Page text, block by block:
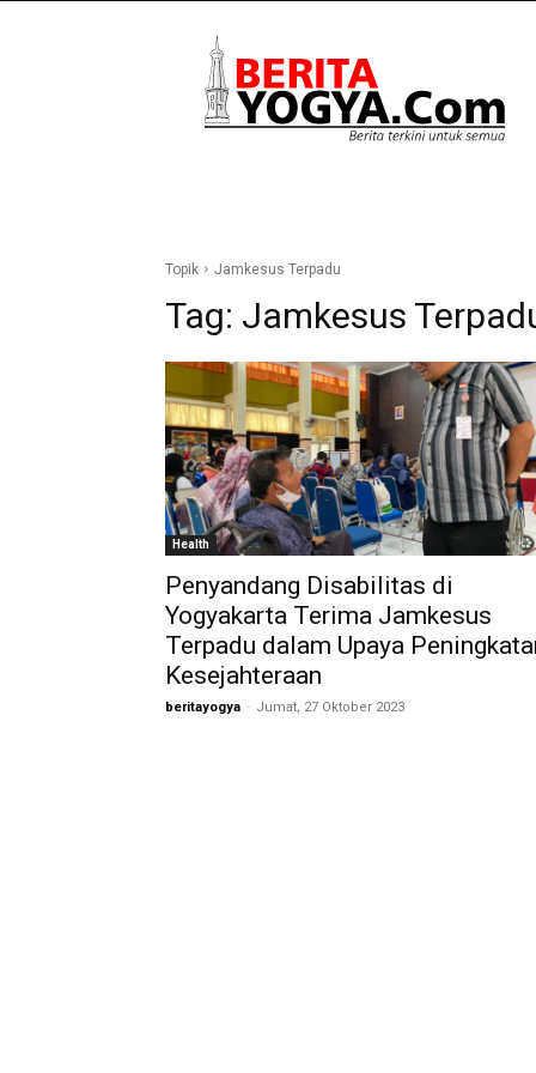
Yogya
Topik Jamkesus Terpadu
Tag: Jamkesus
Health
Penyandang Disabilitas di
Yogyakarta Terima Jamkesus
Terpadu dalam Upaya
Kesejahteraan
beritayogya - Jumat, 27 Oktober 2023